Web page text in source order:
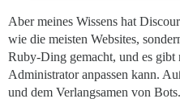
Aber meines Wissens hat
wie die meisten Websites,
Ruby-Ding gemacht, und es
Administrator anpassen kann.
und dem Verlangsamen von Bots.